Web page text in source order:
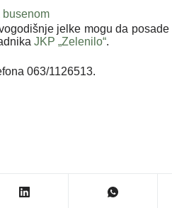
busenom
jelke mogu da posade
JKP „Zelenilo“.
063/1126513.